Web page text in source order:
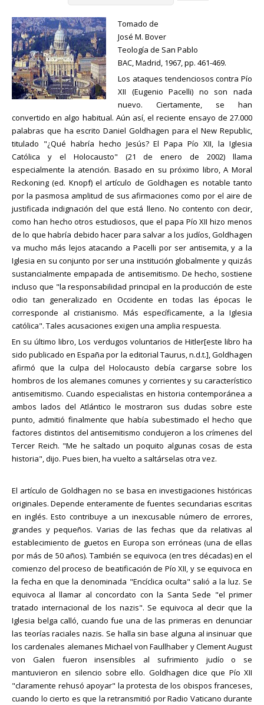
Tomado de
José M. Bover
Teología de San Pablo
BAC, Madrid, 1967, pp. 461-469.
Los ataques tendenciosos contra Pío
XII (Eugenio Pacelli) no son nada
nuevo. Ciertamente, se han
convertido en algo habitual. Aún así, el reciente ensayo de 27.000
palabras que ha escrito Daniel Goldhagen para el New Republic,
titulado "¿Qué habría hecho Jesús? El Papa Pío XII, la Iglesia
Católica y el Holocausto" (21 de enero de 2002) llama
especialmente la atención. Basado en su próximo libro, A Moral
Reckoning (ed. Knopf) el artículo de Goldhagen es notable tanto
por la pasmosa amplitud de sus afirmaciones como por el aire de
justificada indignación del que está lleno. No contento con decir,
como han hecho otros estudiosos, que el papa Pío XII hizo menos
de lo que habría debido hacer para salvar a los judíos, Goldhagen
va mucho más lejos atacando a Pacelli por ser antisemita, y a la
Iglesia en su conjunto por ser una institución globalmente y quizás
sustancialmente empapada de antisemitismo. De hecho, sostiene
incluso que "la responsabilidad principal en la producción de este
odio tan generalizado en Occidente en todas las épocas le
corresponde al cristianismo. Más específicamente, a la Iglesia
católica". Tales acusaciones exigen una amplia respuesta.
En su último libro, Los verdugos voluntarios de Hitler[este libro ha
sido publicado en España por la editorial Taurus, n.d.t.], Goldhagen
afirmó que la culpa del Holocausto debía cargarse sobre los
hombros de los alemanes comunes y corrientes y su característico
antisemitismo. Cuando especialistas en historia contemporánea a
ambos lados del Atlántico le mostraron sus dudas sobre este
punto, admitió finalmente que había subestimado el hecho que
factores distintos del antisemitismo condujeron a los crímenes del
Tercer Reich. "Me he saltado un poquito algunas cosas de esta
historia", dijo. Pues bien, ha vuelto a saltárselas otra vez.
El artículo de Goldhagen no se basa en investigaciones históricas
originales. Depende enteramente de fuentes secundarias escritas
en inglés. Esto contribuye a un inexcusable número de errores,
grandes y pequeños. Varias de las fechas que da relativas al
establecimiento de guetos en Europa son erróneas (una de ellas
por más de 50 años). También se equivoca (en tres décadas) en el
comienzo del proceso de beatificación de Pío XII, y se equivoca en
la fecha en que la denominada "Encíclica oculta" salió a la luz. Se
equivoca al llamar al concordato con la Santa Sede "el primer
tratado internacional de los nazis". Se equivoca al decir que la
Iglesia belga calló, cuando fue una de las primeras en denunciar
las teorías raciales nazis. Se halla sin base alguna al insinuar que
los cardenales alemanes Michael von Faullhaber y Clement August
von Galen fueron insensibles al sufrimiento judío o se
mantuvieron en silencio sobre ello. Goldhagen dice que Pío XII
"claramente rehusó apoyar" la protesta de los obispos franceses,
cuando lo cierto es que la retransmitió por Radio Vaticano durante